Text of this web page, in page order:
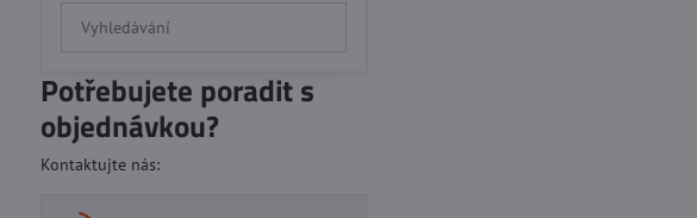
Prohledat
výsledky
filtru
fulltextem
Potřebujete poradit s
objednávkou?
Kontaktujte nás: